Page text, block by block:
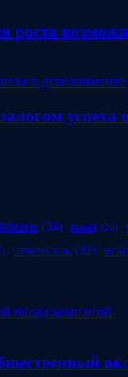
роста
успеха
(34) Китай (20)
отчетность (32)